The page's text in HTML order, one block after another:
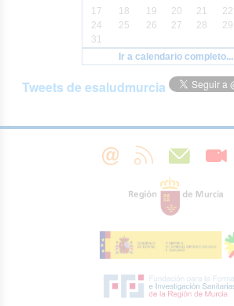
17
18 19 20 21 22
24
25 26 27 28 29
31
Ir a calendario completo...
Tweets de esaludmurcia